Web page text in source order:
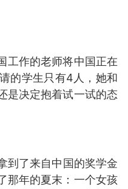
工作的老师将中国正在
的学生只有4人，她和
是决定抱着试一试的态
到了来自中国的奖学金
那年的夏末：一个女孩